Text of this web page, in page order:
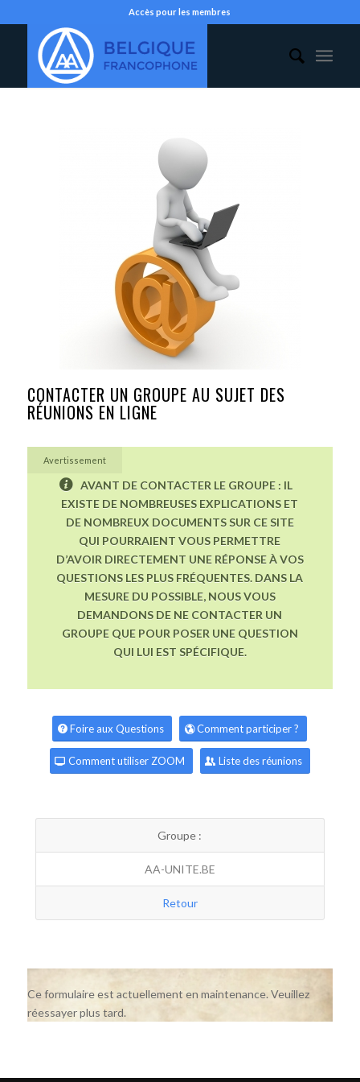
Accès pour les membres
CONTACTER UN GROUPE AU SUJET DES
RÉUNIONS EN LIGNE
Avertissement
AVANT DE CONTACTER LE GROUPE : IL
EXISTE DE NOMBREUSES EXPLICATIONS ET
DE NOMBREUX DOCUMENTS SUR CE SITE
QUI POURRAIENT VOUS PERMETTRE
D’AVOIR DIRECTEMENT UNE RÉPONSE À VOS
QUESTIONS LES PLUS FRÉQUENTES. DANS LA
MESURE DU POSSIBLE, NOUS VOUS
DEMANDONS DE NE CONTACTER UN
GROUPE QUE POUR POSER UNE QUESTION
QUI LUI EST SPÉCIFIQUE.
Foire aux Questions Comment participer ?
Comment utiliser ZOOM Liste des réunions
Groupe :
AA-UNITE.BE
Retour
Ce formulaire est actuellement en maintenance. Veuillez
réessayer plus tard.